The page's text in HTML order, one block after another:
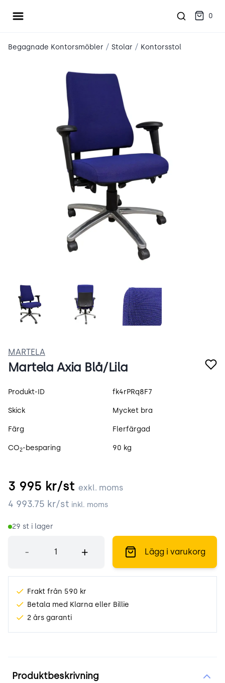
Öppna meny 0
Begagnade Kontorsmöbler / Stolar / Kontorsstol
b_XAvBGbMTsg.webp
Axia.webp Axia-2.webp
MARTELA
Martela Axia Blå/Lila
Produktspecifikation
Produkt-ID fk4rPRq8F7
Skick Mycket bra
Färg Flerfärgad
CO2-besparing 90 kg
3 995 kr/st exkl. moms
4 993.75 kr/st inkl. moms
29 st i lager
- + Lägg i varukorg
Frakt från 590 kr
Betala med Klarna eller Billie
2 års garanti
Produktbeskrivning